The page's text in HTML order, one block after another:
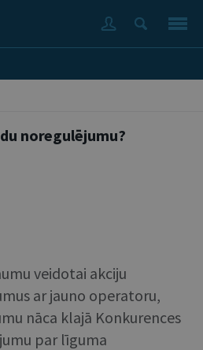
noregulējumu?
veidotai akciju
ar jauno operatoru,
nāca klajā Konkurences
par līguma